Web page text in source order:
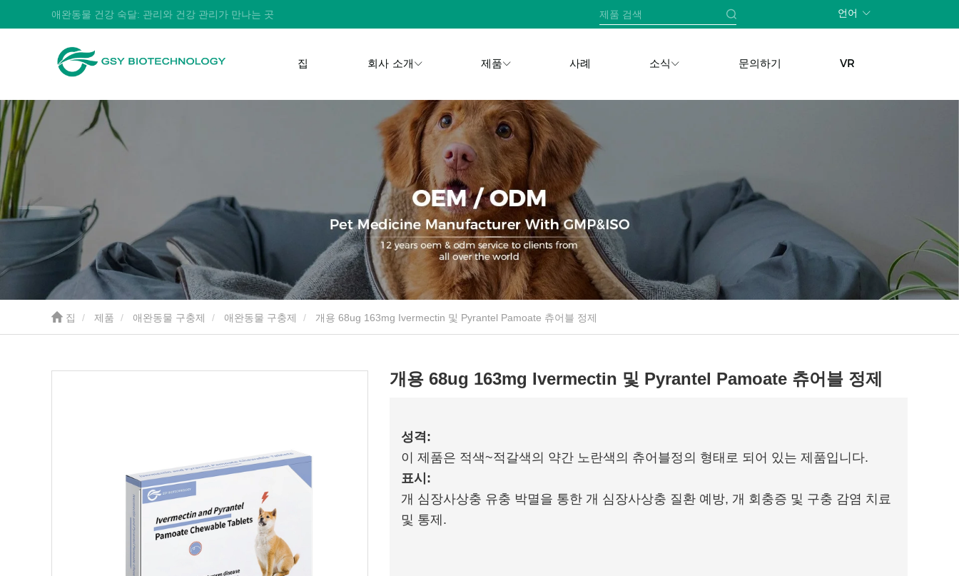
애완동물 건강 숙달: 관리와 건강 관리가 만나는 곳 언어
집 회사 소개 제품 사례 소식 문의하기 VR
집 제품 애완동물 구충제 애완동물 구충제 개용 68ug 163mg Ivermectin 및 Pyrantel Pamoate 츄어블 정제
개용 68ug 163mg Ivermectin 및 Pyrantel Pamoate 츄어블 정제
성격:
이 제품은 적색~적갈색의 약간 노란색의 츄어블정의 형태로 되어 있는 제품입니다.
표시:
개 심장사상충 유충 박멸을 통한 개 심장사상충 질환 예방, 개 회충증 및 구충 감염 치료
및 통제.